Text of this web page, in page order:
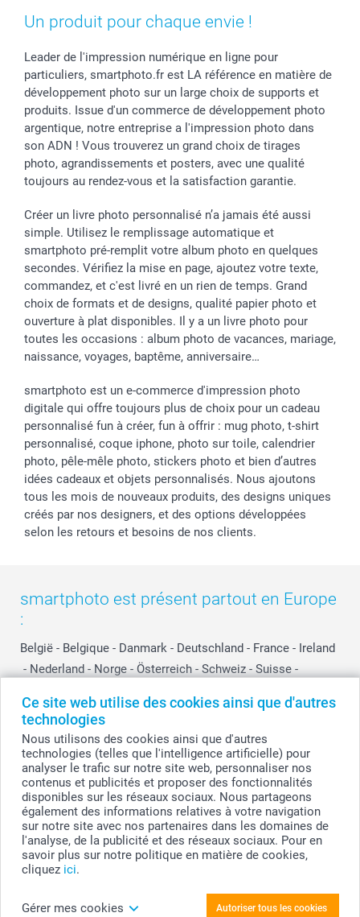
Ce site web utilise des cookies ainsi que d'autres
technologies
Nous utilisons des cookies ainsi que d'autres
technologies (telles que l'intelligence artificielle) pour
analyser le trafic sur notre site web, personnaliser nos
contenus et publicités et proposer des fonctionnalités
disponibles sur les réseaux sociaux. Nous partageons
également des informations relatives à votre navigation
sur notre site avec nos partenaires dans les domaines de
l'analyse, de la publicité et des réseaux sociaux. Pour en
savoir plus sur notre politique en matière de cookies,
cliquez ici.
Gérer mes cookies Autoriser tous les cookies
Coques smartphone
Cadres photo & accessoires déco
Dénicheur d'idées cadeau
Fête des Mères
Communion
Baptême
Toussaint
Rentrée des classes
Saint-Valentin
Vacances
Droit de rétraction
Vie privée
Gestion des cookies
Tarifs
Partenariats & Influence
Investisseurs
Aide
smartfriends
Livraison
Modes de paiement
Grandes quantités
Statut de ma commande
Un produit pour chaque envie !
Leader de l'impression numérique en ligne pour
particuliers, smartphoto.fr est LA référence en matière de
développement photo sur un large choix de supports et
produits. Issue d'un commerce de développement photo
argentique, notre entreprise a l'impression photo dans
son ADN ! Vous trouverez un grand choix de tirages
photo, agrandissements et posters, avec une qualité
toujours au rendez-vous et la satisfaction garantie.
Créer un livre photo personnalisé n’a jamais été aussi
simple. Utilisez le remplissage automatique et
smartphoto pré-remplit votre album photo en quelques
secondes. Vérifiez la mise en page, ajoutez votre texte,
commandez, et c'est livré en un rien de temps. Grand
choix de formats et de designs, qualité papier photo et
ouverture à plat disponibles. Il y a un livre photo pour
toutes les occasions : album photo de vacances, mariage,
naissance, voyages, baptême, anniversaire…
smartphoto est un e-commerce d'impression photo
digitale qui offre toujours plus de choix pour un cadeau
personnalisé fun à créer, fun à offrir : mug photo, t-shirt
personnalisé, coque iphone, photo sur toile, calendrier
photo, pêle-mêle photo, stickers photo et bien d’autres
idées cadeaux et objets personnalisés. Nous ajoutons
tous les mois de nouveaux produits, des designs uniques
créés par nos designers, et des options développées
selon les retours et besoins de nos clients.
smartphoto est présent partout en Europe
:
België - Belgique - Danmark - Deutschland - France - Ireland
- Nederland - Norge - Österreich - Schweiz - Suisse -
Other Countries
© smartphoto group. Tous droits réservés
smartphoto group SA.
Siège social : Kwatrechtsteenweg 160, 9230 Wetteren, Belgique
Numéro de TVA BE 0405.706.755
Numéro d'entreprise 0405.706.755.
Tous les prix sont en EURO (€), TVA incluse et hors frais de port.